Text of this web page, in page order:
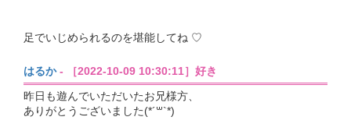
足でいじめられるのを堪能してね ♡
はるか- ［2022-10-09 10:30:11］好き
昨日も遊んでいただいたお兄様方、
ありがとうございました(*´꒳`*)